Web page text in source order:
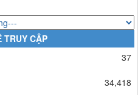
khai giao dự toán chi ngân sách
TRUY CẬP
37
34,418